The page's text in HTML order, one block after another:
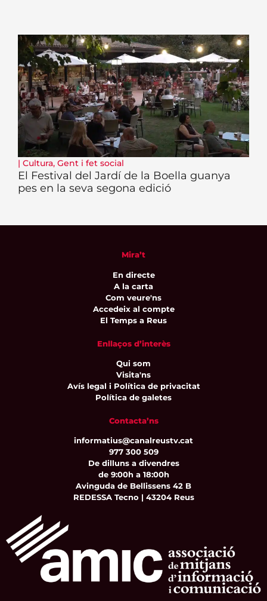
| Cultura, Gent i fet social
El Festival del Jardí de la Boella guanya
pes en la seva segona edició
Mira’t
En directe
A la carta
Com veure'ns
Accedeix al compte
El Temps a Reus
Enllaços d’interès
Qui som
Visita'ns
Avís legal i Política de privacitat
Política de galetes
Contacta’ns
informatius@canalreustv.cat
977 300 509
De dilluns a divendres
de 9:00h a 18:00h
Avinguda de Bellissens 42 B
REDESSA Tecno | 43204 Reus